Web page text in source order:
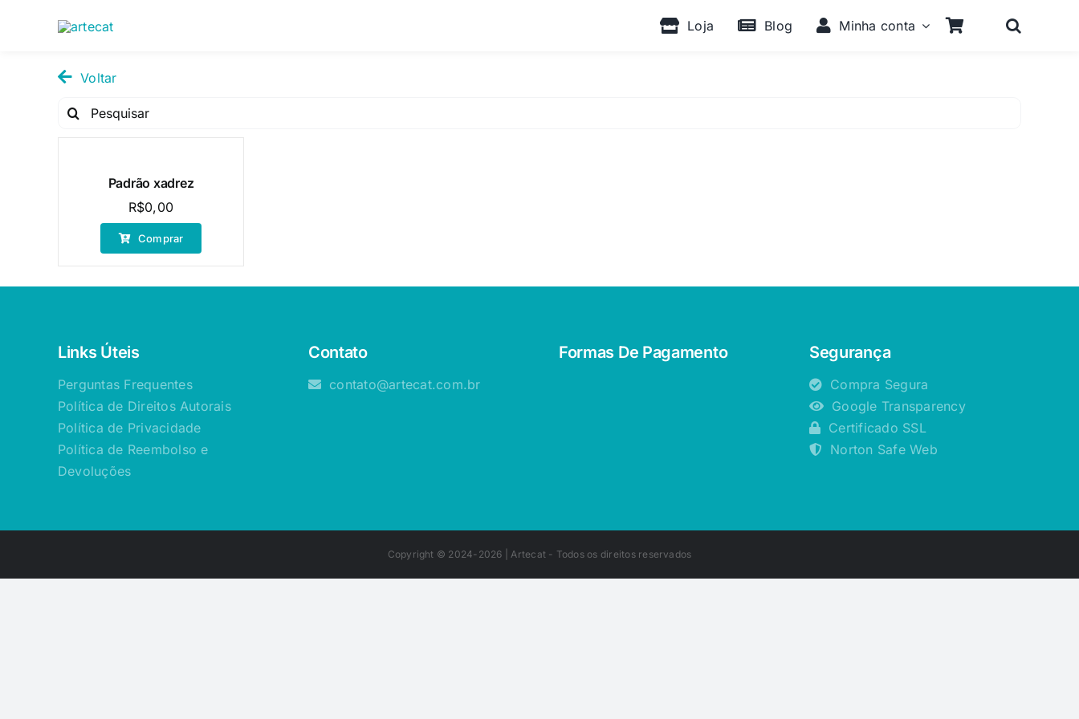
Loja Blog Minha conta
Voltar
Pesquisar
Padrão xadrez
R$0,00
Comprar
Links Úteis
Perguntas Frequentes
Política de Direitos Autorais
Política de Privacidade
Política de Reembolso e
Devoluções
Contato
contato@artecat.com.br
Formas De Pagamento Segurança
Compra Segura
Google Transparency
Certificado SSL
Norton Safe Web
Copyright © 2024-2026 |Artecat - Todos os direitos reservados